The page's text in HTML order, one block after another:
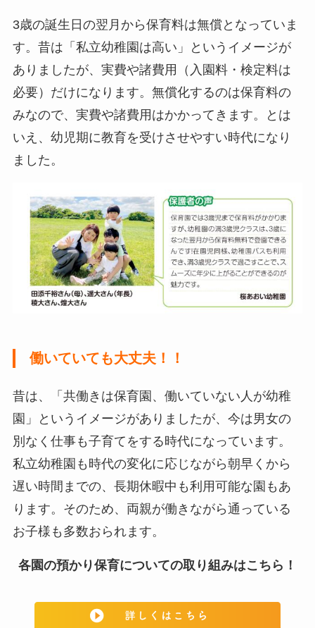
3歳の誕生日の翌月から保育料は無償となっていま
す。昔は「私立幼稚園は高い」というイメージが
ありましたが、実費や諸費用（入園料・検定料は
必要）だけになります。無償化するのは保育料の
みなので、実費や諸費用はかかってきます。とは
いえ、幼児期に教育を受けさせやすい時代になり
ました。
働いていても大丈夫！！
昔は、「共働きは保育園、働いていない人が幼稚
園」というイメージがありましたが、今は男女の
別なく仕事も子育てをする時代になっています。
私立幼稚園も時代の変化に応じながら朝早くから
遅い時間までの、長期休暇中も利用可能な園もあ
ります。そのため、両親が働きながら通っている
お子様も多数おられます。
各園の預かり保育についての取り組みはこちら！